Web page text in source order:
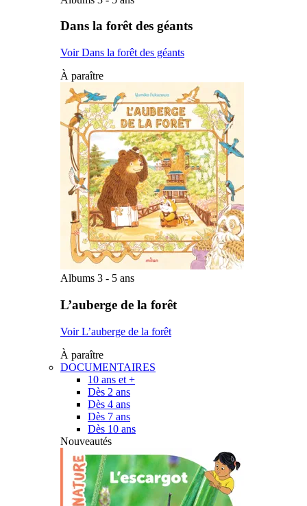
Dans la forêt des géants
Voir Dans la forêt des géants
À paraître
Albums 3 - 5 ans
L’auberge de la forêt
Voir L’auberge de la forêt
À paraître
DOCUMENTAIRES
10 ans et +
Dès 2 ans
Dès 4 ans
Dès 7 ans
Dès 10 ans
Nouveautés